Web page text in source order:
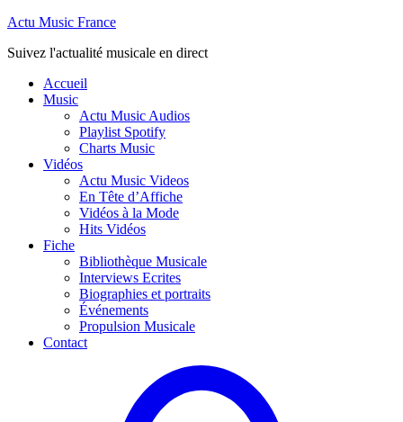
Actu Music France
Suivez l'actualité musicale en direct
Accueil
Music
Actu Music Audios
Playlist Spotify
Charts Music
Vidéos
Actu Music Videos
En Tête d’Affiche
Vidéos à la Mode
Hits Vidéos
Fiche
Bibliothèque Musicale
Interviews Ecrites
Biographies et portraits
Événements
Propulsion Musicale
Contact